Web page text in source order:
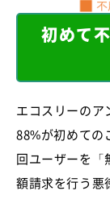
初めて
エコスリーのア
88%が初めて
回ユーザーを「
額請求を行う悪